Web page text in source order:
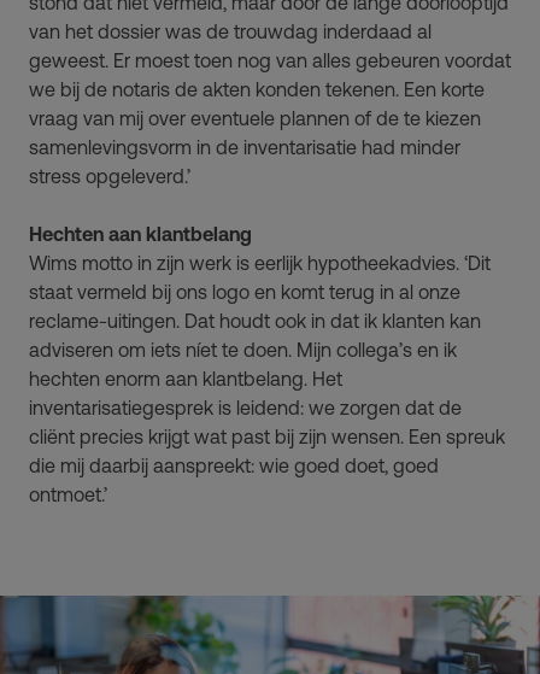
van het dossier was de trouwdag inderdaad al
geweest. Er moest toen nog van alles gebeuren voordat
we bij de notaris de akten konden tekenen. Een korte
vraag van mij over eventuele plannen of de te kiezen
samenlevingsvorm in de inventarisatie had minder
stress opgeleverd.’
Hechten aan klantbelang
Wims motto in zijn werk is eerlijk hypotheekadvies. ‘Dit
staat vermeld bij ons logo en komt terug in al onze
reclame-uitingen. Dat houdt ook in dat ik klanten kan
adviseren om iets níet te doen. Mijn collega’s en ik
hechten enorm aan klantbelang. Het
inventarisatiegesprek is leidend: we zorgen dat de
cliënt precies krijgt wat past bij zijn wensen. Een spreuk
die mij daarbij aanspreekt: wie goed doet, goed
ontmoet.’